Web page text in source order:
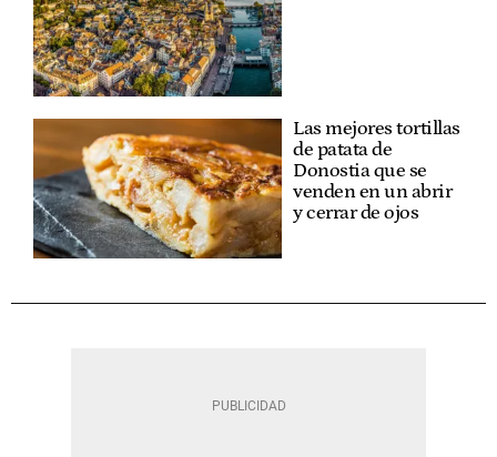
Las mejores tortillas
de patata de
Donostia que se
venden en un abrir
y cerrar de ojos